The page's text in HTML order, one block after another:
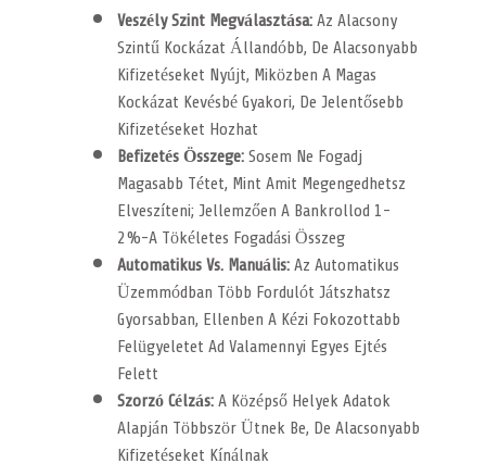
Veszély Szint Megválasztása:Az Alacsony
Szintű Kockázat Állandóbb, De Alacsonyabb
Kifizetéseket Nyújt, Miközben A Magas
Kockázat Kevésbé Gyakori, De Jelentősebb
Kifizetéseket Hozhat
Befizetés Összege:Sosem Ne Fogadj
Magasabb Tétet, Mint Amit Megengedhetsz
Elveszíteni; Jellemzően A Bankrollod 1-
2%-A Tökéletes Fogadási Összeg
Automatikus Vs. Manuális:Az Automatikus
Üzemmódban Több Fordulót Játszhatsz
Gyorsabban, Ellenben A Kézi Fokozottabb
Felügyeletet Ad Valamennyi Egyes Ejtés
Felett
Szorzó Célzás:A Középső Helyek Adatok
Alapján Többször Ütnek Be, De Alacsonyabb
Kifizetéseket Kínálnak